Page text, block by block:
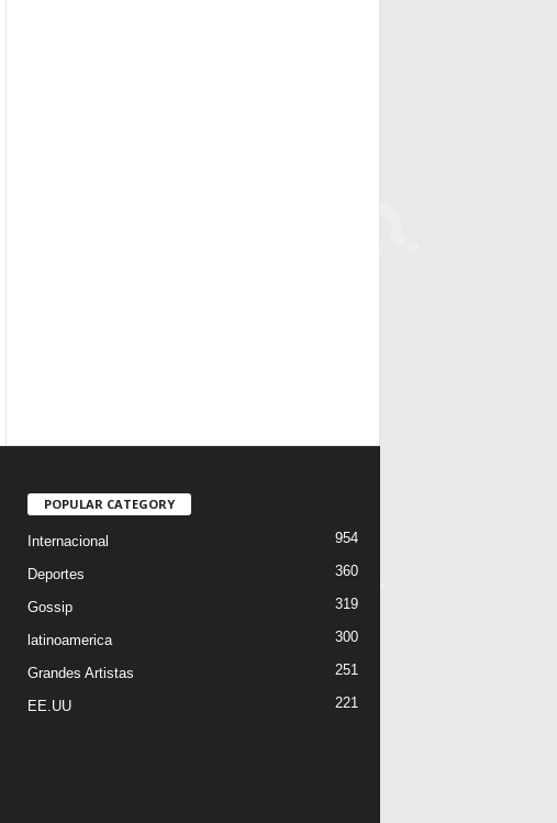
POPULAR CATEGORY
Internacional 954
Deportes 360
Gossip 319
latinoamerica 300
Grandes Artistas 251
EE.UU 221